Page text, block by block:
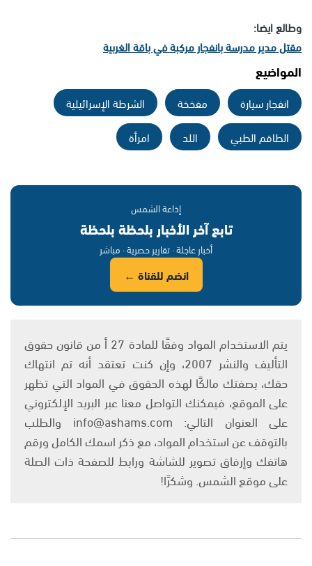
وطالع ايضا:
مقتل مدير مدرسة بانفجار مركبة في باقة الغربية
المواضيع
انفجار سيارة مفخخة
الشرطة الإسرائيلية
الطاقم الطبي
اللد امرأة
إذاعة الشمس
تابع آخر الأخبار بلحظة بلحظة
أخبار عاجلة · تقارير حصرية · مباشر
انضم للقناة ←
يتم الاستخدام المواد وفقًا للمادة 27 أ من قانون حقوق
التأليف والنشر 2007، وإن كنت تعتقد أنه تم انتهاك
حقك، بصفتك مالكًا لهذه الحقوق في المواد التي تظهر
على الموقع، فيمكنك التواصل معنا عبر البريد الإلكتروني
على العنوان التالي: info@ashams.com والطلب
بالتوقف عن استخدام المواد، مع ذكر اسمك الكامل ورقم
هاتفك وإرفاق تصوير للشاشة ورابط للصفحة ذات الصلة
على موقع الشمس. وشكرًا!